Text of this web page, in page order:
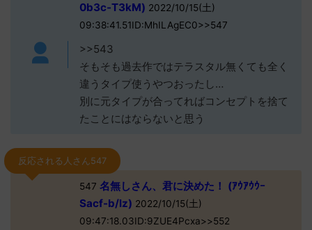
0b3c-T3kM) 2022/10/15(土)
09:38:41.51ID:MhILAgEC0>>547
>>543
そもそも過去作ではテラスタル無くても全く
違うタイプ使うやつおったし…
別に元タイプが合ってればコンセプトを捨て
たことにはならないと思う
反応される人さん547
547 名無しさん、君に決めた！ (ｱｳｱｳｳｰ
Sacf-b/lz) 2022/10/15(土)
09:47:18.03ID:9ZUE4Pcxa>>552